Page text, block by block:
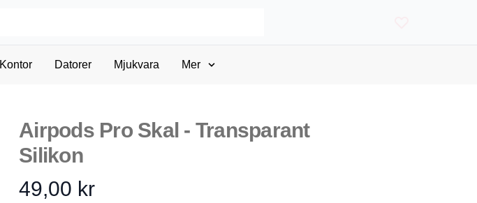
Kontor Datorer Mjukvara Mer
Airpods Pro Skal - Transparant
Silikon
Product information
49,00 kr